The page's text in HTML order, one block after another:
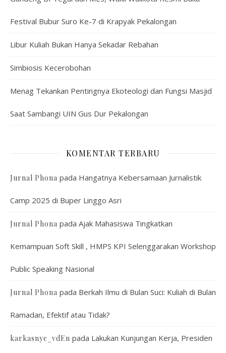
Festival Bubur Suro Ke-7 di Krapyak Pekalongan
Libur Kuliah Bukan Hanya Sekadar Rebahan
Simbiosis Kecerobohan
Menag Tekankan Pentingnya Ekoteologi dan Fungsi Masjid
Saat Sambangi UIN Gus Dur Pekalongan
KOMENTAR TERBARU
Jurnal Phona pada Hangatnya Kebersamaan Jurnalistik
Camp 2025 di Buper Linggo Asri
Jurnal Phona pada Ajak Mahasiswa Tingkatkan
Kemampuan Soft Skill , HMPS KPI Selenggarakan Workshop
Public Speaking Nasional
Jurnal Phona pada Berkah Ilmu di Bulan Suci: Kuliah di Bulan
Ramadan, Efektif atau Tidak?
karkasnye_vdEn pada Lakukan Kunjungan Kerja, Presiden